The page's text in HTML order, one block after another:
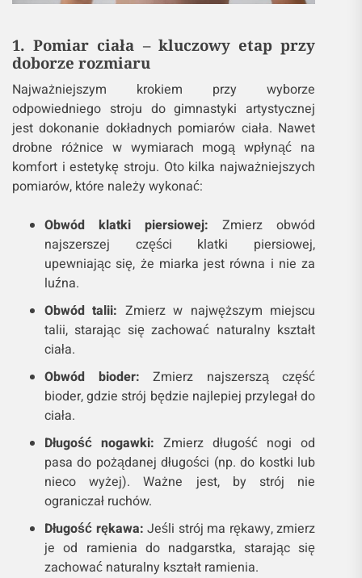
1. Pomiar ciała – kluczowy etap przy
doborze rozmiaru
Najważniejszym krokiem przy wyborze
odpowiedniego stroju do gimnastyki artystycznej
jest dokonanie dokładnych pomiarów ciała. Nawet
drobne różnice w wymiarach mogą wpłynąć na
komfort i estetykę stroju. Oto kilka najważniejszych
pomiarów, które należy wykonać:
Obwód klatki piersiowej: Zmierz obwód
najszerszej części klatki piersiowej,
upewniając się, że miarka jest równa i nie za
luźna.
Obwód talii: Zmierz w najwęższym miejscu
talii, starając się zachować naturalny kształt
ciała.
Obwód bioder: Zmierz najszerszą część
bioder, gdzie strój będzie najlepiej przylegał do
ciała.
Długość nogawki: Zmierz długość nogi od
pasa do pożądanej długości (np. do kostki lub
nieco wyżej). Ważne jest, by strój nie
ograniczał ruchów.
Długość rękawa: Jeśli strój ma rękawy, zmierz
je od ramienia do nadgarstka, starając się
zachować naturalny kształt ramienia.